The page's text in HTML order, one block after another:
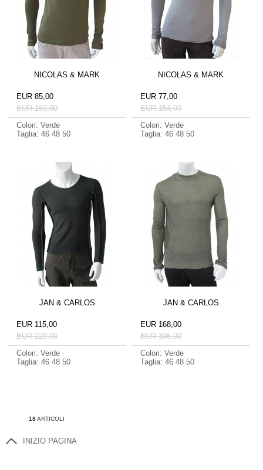
NICOLAS & MARK
EUR 85,00
EUR 169,00
Colori: Verde
Taglia: 46 48 50
NICOLAS & MARK
EUR 77,00
EUR 154,00
Colori: Verde
Taglia: 46 48 50
JAN & CARLOS
EUR 115,00
EUR 229,00
Colori: Verde
Taglia: 46 48 50
JAN & CARLOS
EUR 168,00
EUR 336,00
Colori: Verde
Taglia: 46 48 50
18ARTICOLI
INIZIO PAGINA